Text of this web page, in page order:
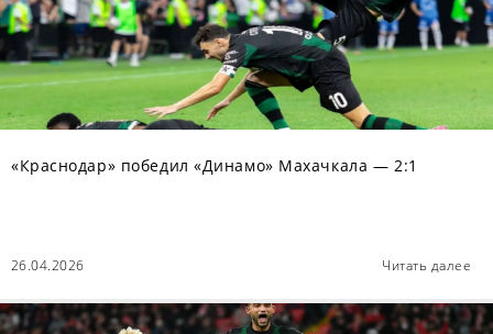
«Краснодар» победил «Динамо» Махачкала — 2:1
26.04.2026 Читать далее